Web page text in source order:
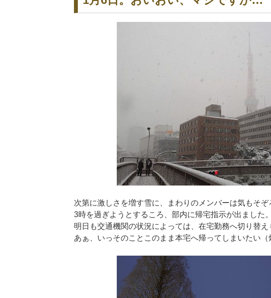
次第に激しさを増す雪に、まわりのメンバーは気もそぞ
3時を過ぎようとするころ、部内に帰宅指示が出ました。
明日も交通機関の状況によっては、在宅勤務へ切り替え
あぁ、いっそのことこのまま本宅へ帰ってしまいたい（